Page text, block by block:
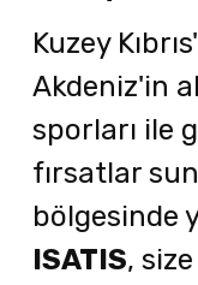
Kuzey
Akdeniz'in
sporları ile
fırsatlar
bölgesinde
ISATIS,